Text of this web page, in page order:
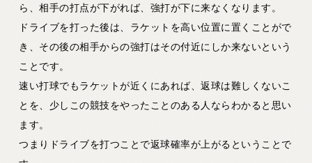
ら、相手の打点が下がれば、強打が下に来なくなります。
ドライブを打った後は、ラケットを高い位置に置くことがで
き、その後の相手からの強打はその付近にしか来ないという
ことです。
速い打球でもラケットが近くにあれば、返球は難しくないこ
とを、少しこの競技をやったことのある人ならわかると思い
ます。
つまりドライブを打つことで返球確率が上がるということで